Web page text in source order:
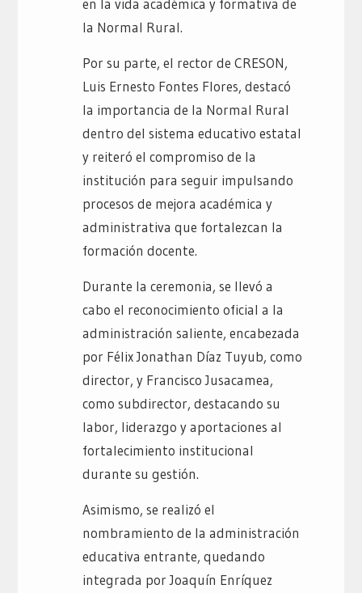
en la vida académica y formativa de
la Normal Rural.
Por su parte, el rector de CRESON,
Luis Ernesto Fontes Flores, destacó
la importancia de la Normal Rural
dentro del sistema educativo estatal
y reiteró el compromiso de la
institución para seguir impulsando
procesos de mejora académica y
administrativa que fortalezcan la
formación docente.
Durante la ceremonia, se llevó a
cabo el reconocimiento oficial a la
administración saliente, encabezada
por Félix Jonathan Díaz Tuyub, como
director, y Francisco Jusacamea,
como subdirector, destacando su
labor, liderazgo y aportaciones al
fortalecimiento institucional
durante su gestión.
Asimismo, se realizó el
nombramiento de la administración
educativa entrante, quedando
integrada por Joaquín Enríquez